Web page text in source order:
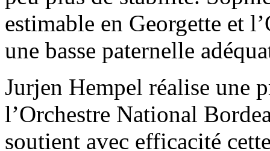
estimable en Georgette et
une basse paternelle
Jurjen Hempel réalise une
l’Orchestre National
soutient avec efficacité